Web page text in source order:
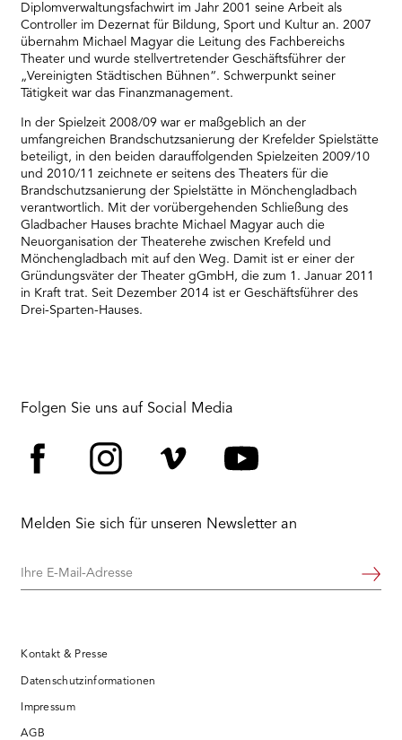
Diplomverwaltungsfachwirt im Jahr 2001 seine Arbeit als
Controller im Dezernat für Bildung, Sport und Kultur an. 2007
übernahm Michael Magyar die Leitung des Fachbereichs
Theater und wurde stellvertretender Geschäftsführer der
„Vereinigten Städtischen Bühnen“. Schwerpunkt seiner
Tätigkeit war das Finanzmanagement.
In der Spielzeit 2008/09 war er maßgeblich an der
umfangreichen Brandschutzsanierung der Krefelder Spielstätte
beteiligt, in den beiden darauffolgenden Spielzeiten 2009/10
und 2010/11 zeichnete er seitens des Theaters für die
Brandschutzsanierung der Spielstätte in Mönchengladbach
verantwortlich. Mit der vorübergehenden Schließung des
Gladbacher Hauses brachte Michael Magyar auch die
Neuorganisation der Theaterehe zwischen Krefeld und
Mönchengladbach mit auf den Weg. Damit ist er einer der
Gründungsväter der Theater gGmbH, die zum 1. Januar 2011
in Kraft trat. Seit Dezember 2014 ist er Geschäftsführer des
Drei-Sparten-Hauses.
Folgen Sie uns auf Social Media
Melden Sie sich für unseren Newsletter an
Ihre
Weiter
Kontakt & Presse
Datenschutzinformationen
Impressum
AGB